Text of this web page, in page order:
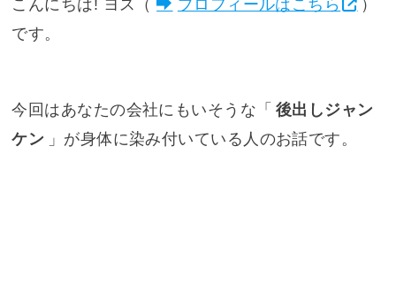
こんにちは! ヨス（ プロフィールはこちら
）
です。
今回はあなたの会社にもいそうな「 後出しジャン
ケン 」が身体に染み付いている人のお話です。